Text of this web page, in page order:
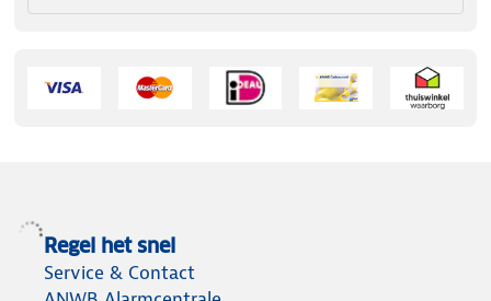
Regel het snel
Service & Contact